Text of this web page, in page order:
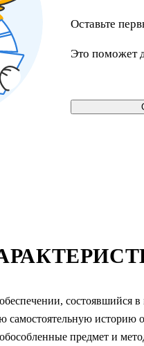
состоявшийся в
самостоятельную
предмет и
Оставьте
Это поможет